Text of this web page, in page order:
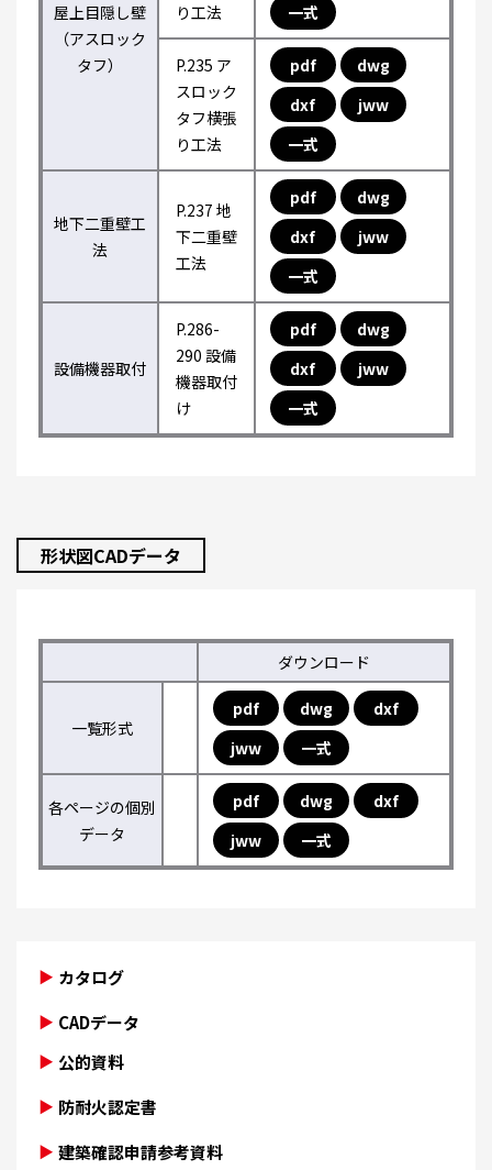
屋上目隠し壁
（アスロック
タフ）
り工法
一式
P.235 ア
スロック
タフ横張
り工法
pdf
dwg
dxf
jww
一式
地下二重壁工
法
P.237 地
下二重壁
工法
pdf
dwg
dxf
jww
一式
設備機器取付
P.286-
290 設備
機器取付
け
pdf
dwg
dxf
jww
一式
形状図CADデータ
ダウンロード
一覧形式
pdf dwg
dxf
jww
一式
各ページの個別
データ
pdf dwg
dxf
jww
一式
カタログ
CADデータ
公的資料
防耐火認定書
建築確認申請参考資料